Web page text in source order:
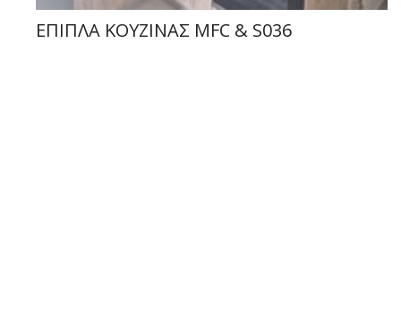
ΕΠΙΠΛΑ ΚΟΥΖΙΝΑΣ MFC & S036